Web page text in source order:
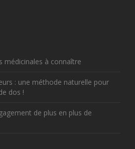
médicinales à connaître
: une méthode naturelle pour
dos !
de plus en plus de